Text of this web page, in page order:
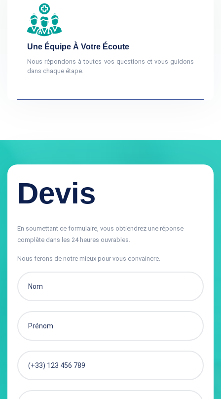
Une Équipe À Votre Écoute
Nous répondons à toutes vos questions et vous guidons
dans chaque étape.
Devis
En soumettant ce formulaire, vous obtiendrez une réponse
complète dans les 24 heures ouvrables.
Nous ferons de notre mieux pour vous convaincre.